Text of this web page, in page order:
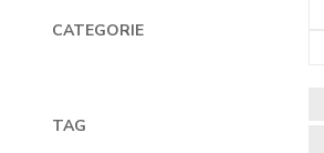
CATEGORIE
TAG